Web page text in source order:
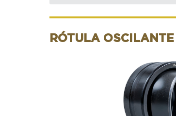
RÓTULA OSCILANTE